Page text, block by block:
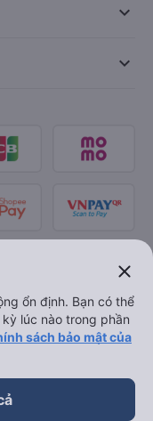
keyboard_arrow_down
keyboard_arrow_down
close
ổn định. Bạn có thể
lúc nào trong phần
sách bảo mật của